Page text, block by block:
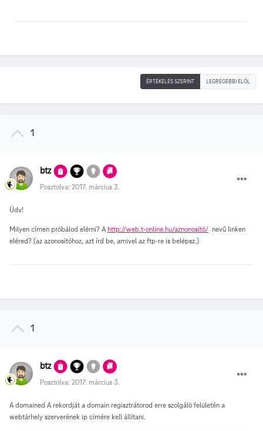
ÉRTÉKELÉS SZERINT LEGRÉGEBBI ELÖL
1
btz
Posztolva: 2017. március 3.
Üdv!
Milyen címen próbálod elérni? A http://web.t-online.hu/aznonosító/ nevű linken
eléred? (az azonosítóhoz, azt írd be, amivel az ftp-re is belépsz.)
1
btz
Posztolva: 2017. március 3.
A domained A rekordját a domain regisztrátorod erre szolgálö felületén a
webtárhely szerverének ip címére kell állítani.